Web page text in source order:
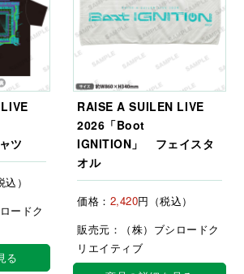
ツ
）
ードク
る
RAISE A SUILEN LIVE
2026「Boot
IGNITION」 フェイスタ
オル
価格： 2,420円（税込）
販売元：（株）ブシロードク
リエイティブ